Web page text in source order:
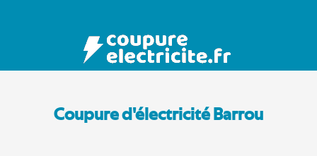
Coupure d'électricité Barrou